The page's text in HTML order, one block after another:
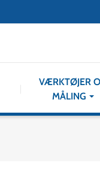
VÆRKTØJER
MÅLING